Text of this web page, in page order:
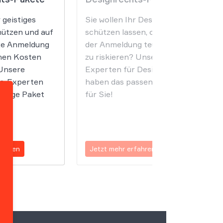
geistiges
und auf
Anmeldung
Kosten
Experten
Paket
Sie wollen Ihr Design sicher
schützen lassen, ohne bei
der Anmeldung teure Fehler
zu riskieren? Unsere
Experten für Designrecht
haben das passende Paket
für Sie!
Jetzt mehr erfahren